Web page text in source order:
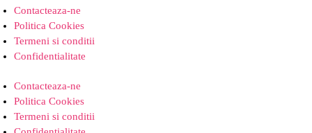
Contacteaza-ne
Politica Cookies
Termeni si conditii
Confidentialitate
Contacteaza-ne
Politica Cookies
Termeni si conditii